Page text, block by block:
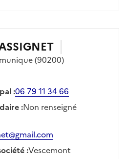
(90200)
:06 79 11 34 66
:Non renseigné
:Vescemont